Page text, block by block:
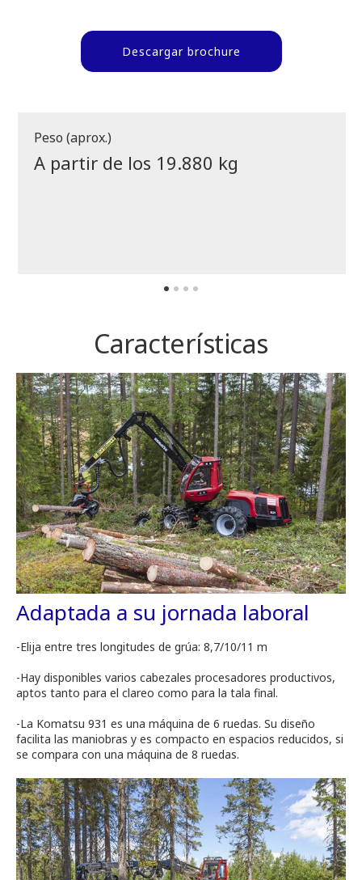
Descargar brochure
Peso (aprox.)
A partir de los 19.880 kg
Características
Adaptada a su jornada laboral
-Elija entre tres longitudes de grúa: 8,7/10/11 m
-Hay disponibles varios cabezales procesadores productivos,
aptos tanto para el clareo como para la tala final.
-La Komatsu 931 es una máquina de 6 ruedas. Su diseño
facilita las maniobras y es compacto en espacios reducidos, si
se compara con una máquina de 8 ruedas.